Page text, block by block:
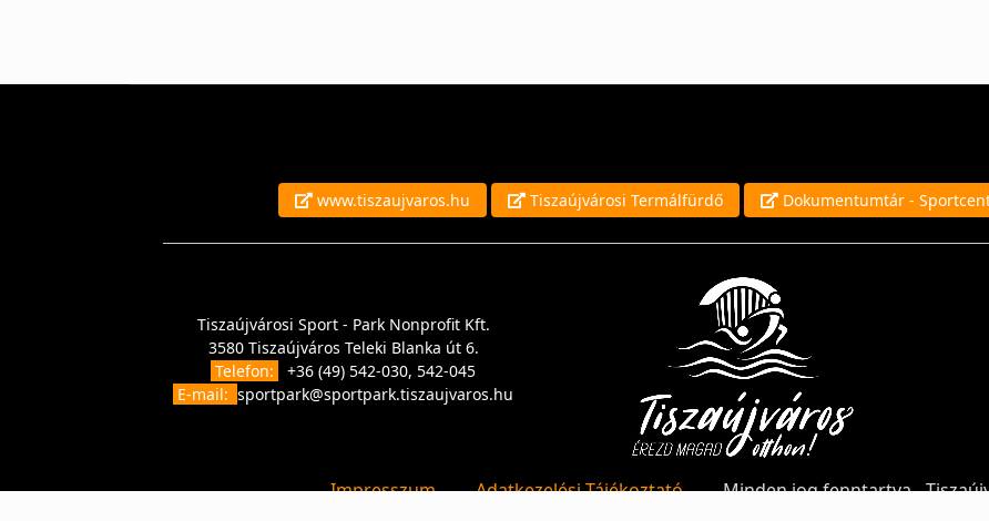
www.tiszaujvaros.hu Tiszaújvárosi Termálfürdő Dokumentumtár -
Tiszaújvárosi Sport - Park Nonprofit Kft.
3580 Tiszaújváros Teleki Blanka út 6.
Telefon:
+36 (49) 542-030, 542-045
E-mail:sportpark@sportpark.tiszaujvaros.hu
Impresszum Adatkezelési Tájékoztató Minden jog fenntartva -